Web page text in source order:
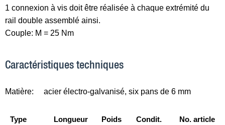
1 connexion à vis doit être réalisée à chaque extrémité du
rail double assemblé ainsi.
Couple: M = 25 Nm
Caractéristiques techniques
Matière: acier électro-galvanisé, six pans de 6 mm
Type
Longueur
Poids
Condit.
No. article